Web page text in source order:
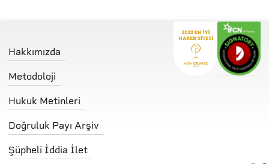
Hakkımızda
Metodoloji
Hukuk Metinleri
Doğruluk Payı Arşiv
Şüpheli İddia İlet